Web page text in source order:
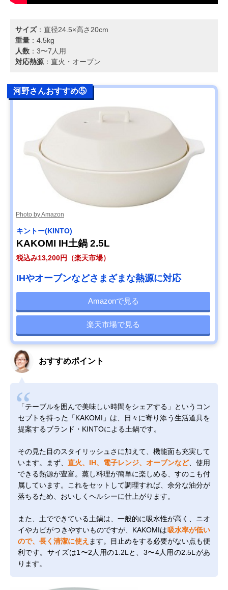
サイズ：直径24.5×高さ20cm
重量 ：4.5kg
人数 ：3〜7人用
対応熱源 ：直火・オーブン
河野さんおすすめ⑤
Photo by Amazon
キントー(KINTO)
KAKOMI IH土鍋 2.5L
税込み13,200円（楽天市場）
IHやオーブンなどさまざまな熱源に対応
Amazonで見る
楽天市場で見る
おすすめポイント
「テーブルを囲んで美味しい時間をシェアする」というコン
セプトを持った「KAKOMI」は、日々に寄り添う生活道具を
提案するブランド・KINTOによる土鍋です。
その見た目のスタイリッシュさに加えて、機能面も充実して
います。まず、 直火、IH、電子レンジ、オーブンなど、使用
できる熱源が豊富。蒸し料理が簡単に楽しめる、すのこも付
属しています。これをセットして調理すれば、余分な油分が
落ちるため、おいしくヘルシーに仕上がります。
また、土でできている土鍋は、一般的に吸水性が高く、ニオ
イやカビがつきやすいものですが、KAKOMIは 吸水率が低い
ので、長く清潔に使え ます。目止めをする必要がない点も便
利です。サイズは1〜2人用の1.2Lと、3〜4人用の2.5Lがあ
ります。